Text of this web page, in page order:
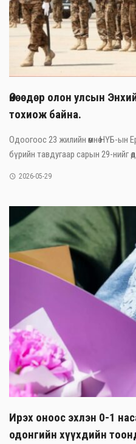
Өнөөдөр олон улсын
тохиож байна.
Одоогоос 23 жилийн өмнө НҮБ-ын
бүрийн тавдугаар сарын 29-нийг
2026-05-29
Ирэх оноос эхлэн 0-1
одонгийн хүүхдийн